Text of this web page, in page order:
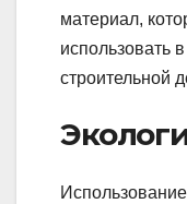
материал,
использовать
строительной